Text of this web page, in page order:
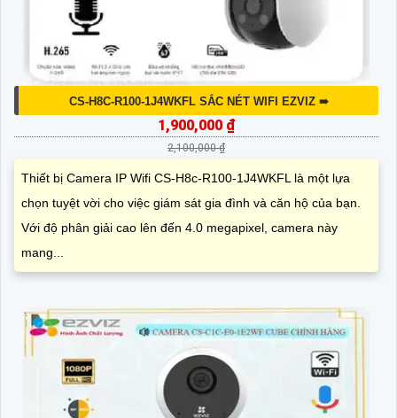
CS-H8C-R100-1J4WKFL SẮC NÉT WIFI EZVIZ ➠
1,900,000 ₫
2,100,000 ₫
Thiết bị Camera IP Wifi CS-H8c-R100-1J4WKFL là một lựa
chọn tuyệt vời cho việc giám sát gia đình và căn hộ của bạn.
Với độ phân giải cao lên đến 4.0 megapixel, camera này
mang...